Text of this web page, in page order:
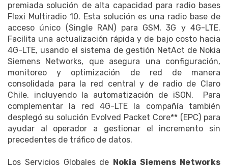
premiada solución de alta capacidad para radio bases
Flexi Multiradio 10. Esta solución es una radio base de
acceso único (Single RAN) para GSM, 3G y 4G-LTE.
Facilita una actualización rápida y de bajo costo hacia
4G-LTE, usando el sistema de gestión NetAct de Nokia
Siemens Networks, que asegura una configuración,
monitoreo y optimización de red de manera
consolidada para la red central y de radio de Claro
Chile, incluyendo la automatización de iSON. Para
complementar la red 4G-LTE la compañía también
desplegó su solución Evolved Packet Core** (EPC) para
ayudar al operador a gestionar el incremento sin
precedentes de tráfico de datos.
Los Servicios Globales de Nokia Siemens Networks